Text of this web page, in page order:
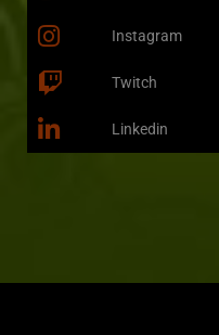
Instagram
Twitch
Linkedin